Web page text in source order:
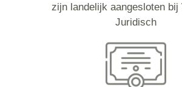
zijn landelijk aangesloten bij
Juridisch